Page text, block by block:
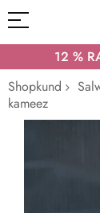
12 %
Shopkund
kameez